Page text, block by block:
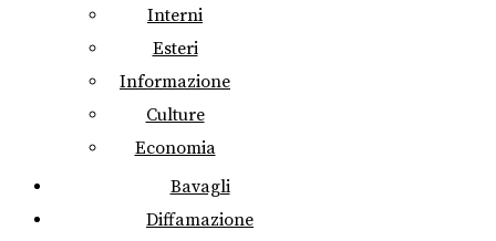
Interni
Esteri
Informazione
Culture
Economia
Bavagli
Diffamazione